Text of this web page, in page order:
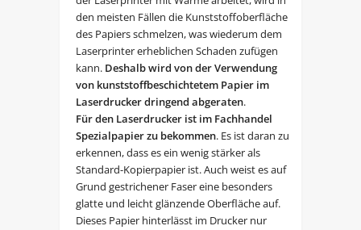
den meisten Fällen die Kunststoffoberfläche
des Papiers schmelzen, was wiederum dem
Laserprinter erheblichen Schaden zufügen
kann. Deshalb wird von der Verwendung
von kunststoffbeschichtetem Papier im
Laserdrucker dringend abgeraten.
Für den Laserdrucker ist im Fachhandel
Spezialpapier zu bekommen. Es ist daran zu
erkennen, dass es ein wenig stärker als
Standard-Kopierpapier ist. Auch weist es auf
Grund gestrichener Faser eine besonders
glatte und leicht glänzende Oberfläche auf.
Dieses Papier hinterlässt im Drucker nur